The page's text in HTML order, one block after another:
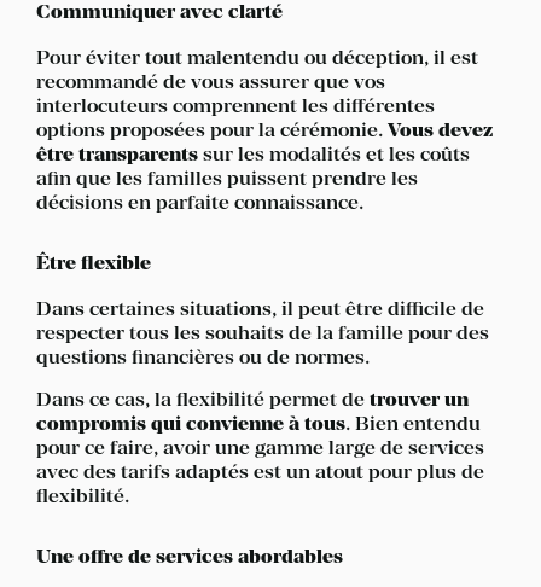
Communiquer avec clarté
Pour éviter tout malentendu ou déception, il est
recommandé de vous assurer que vos
interlocuteurs comprennent les différentes
options proposées pour la cérémonie. Vous devez
être transparents sur les modalités et les coûts
afin que les familles puissent prendre les
décisions en parfaite connaissance.
Être flexible
Dans certaines situations, il peut être difficile de
respecter tous les souhaits de la famille pour des
questions financières ou de normes.
Dans ce cas, la flexibilité permet de trouver un
compromis qui convienne à tous. Bien entendu
pour ce faire, avoir une gamme large de services
avec des tarifs adaptés est un atout pour plus de
flexibilité.
Une offre de services abordables